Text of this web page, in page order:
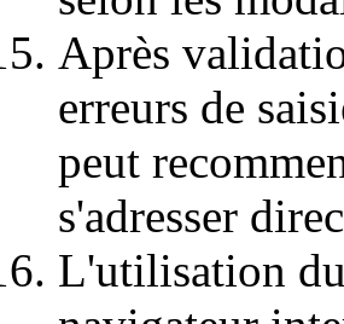
Après
erreurs de
peut
s'adresser
L'utilisation